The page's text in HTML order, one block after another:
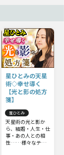
星ひとみの天星
術◇幸せ導く
【光と影の処方
箋】
星ひとみ
天星術の光と影か
ら、結婚・人生・仕
事・あの人との相
性……様々なテー